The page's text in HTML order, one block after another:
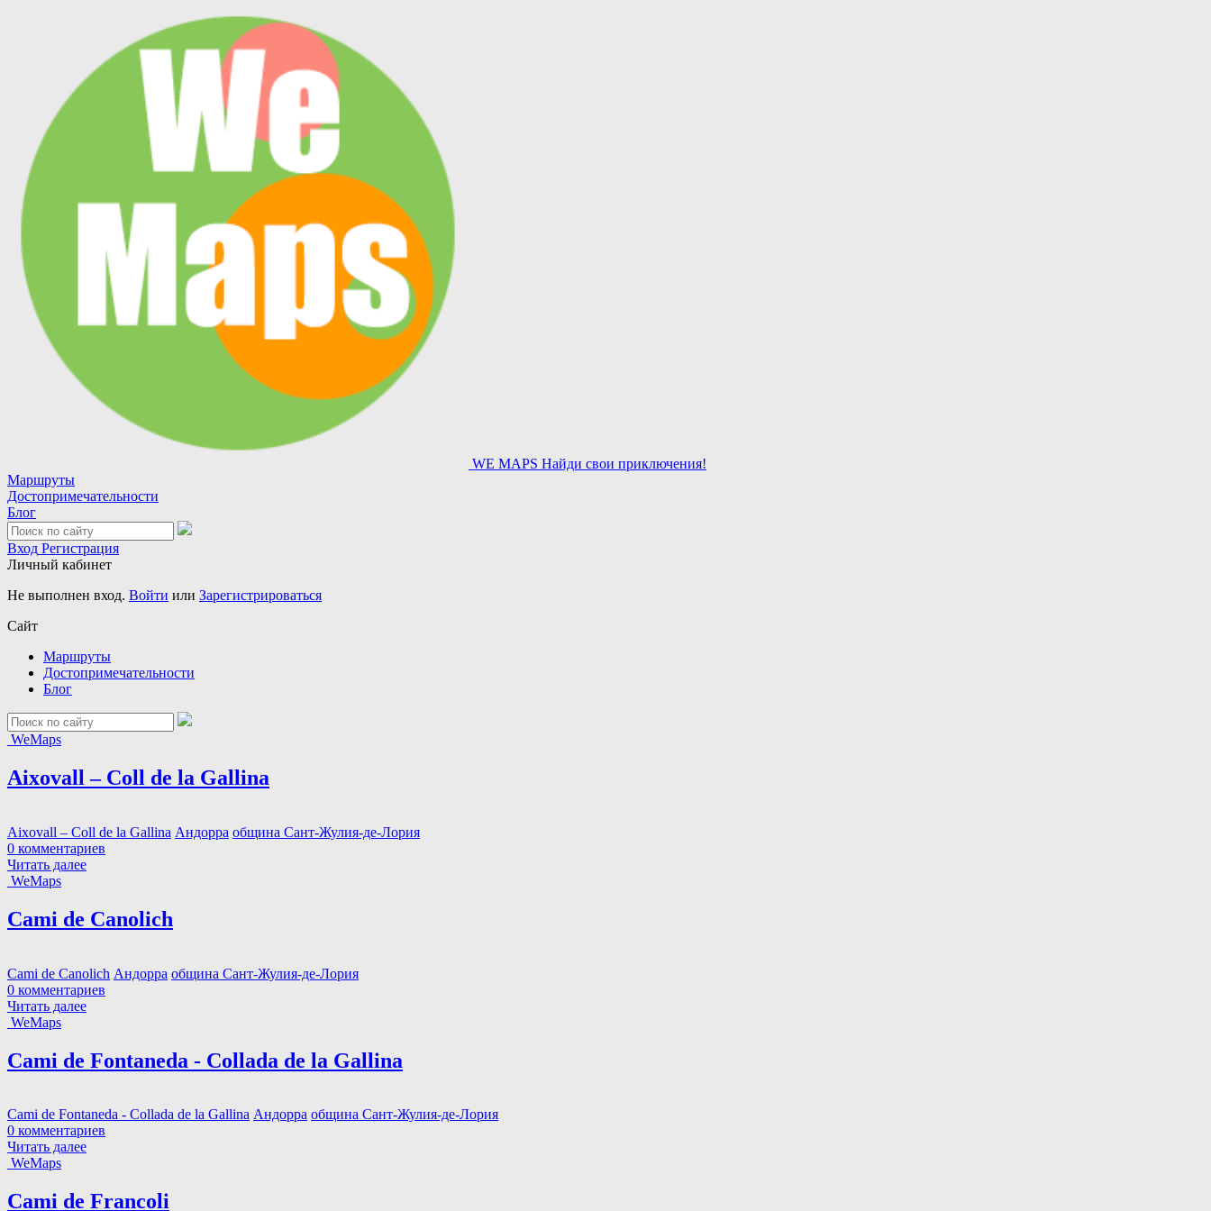
WE MAPS Найди свои приключения!
Маршруты
Достопримечательности
Блог
Вход Регистрация
Личный кабинет
Не выполнен вход. Войти или Зарегистрироваться
Сайт
Маршруты
Достопримечательности
Блог
WeMaps
Aixovall – Coll de la Gallina
Aixovall – Coll de la Gallina Андорра община Сант-Жулия-де-Лория
0 комментариев
Читать далее
WeMaps
Cami de Canolich
Cami de Canolich Андорра община Сант-Жулия-де-Лория
0 комментариев
Читать далее
WeMaps
Cami de Fontaneda - Collada de la Gallina
Cami de Fontaneda - Collada de la Gallina Андорра община Сант-Жулия-де-Лория
0 комментариев
Читать далее
WeMaps
Cami de Francoli